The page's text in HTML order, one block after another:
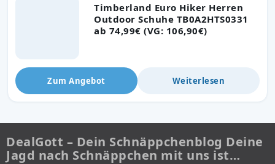
Timberland Euro Hiker Herren
Outdoor Schuhe TB0A2HTS0331
ab 74,99€ (VG: 106,90€)
Zum Angebot Weiterlesen
DealGott – Dein Schnäppchenblog Deine
Jagd nach Schnäppchen mit uns ist…